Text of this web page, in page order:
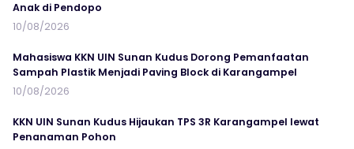
Anak di Pendopo
10/08/2026
Mahasiswa KKN UIN Sunan Kudus Dorong Pemanfaatan
Sampah Plastik Menjadi Paving Block di Karangampel
10/08/2026
KKN UIN Sunan Kudus Hijaukan TPS 3R Karangampel lewat
Penanaman Pohon